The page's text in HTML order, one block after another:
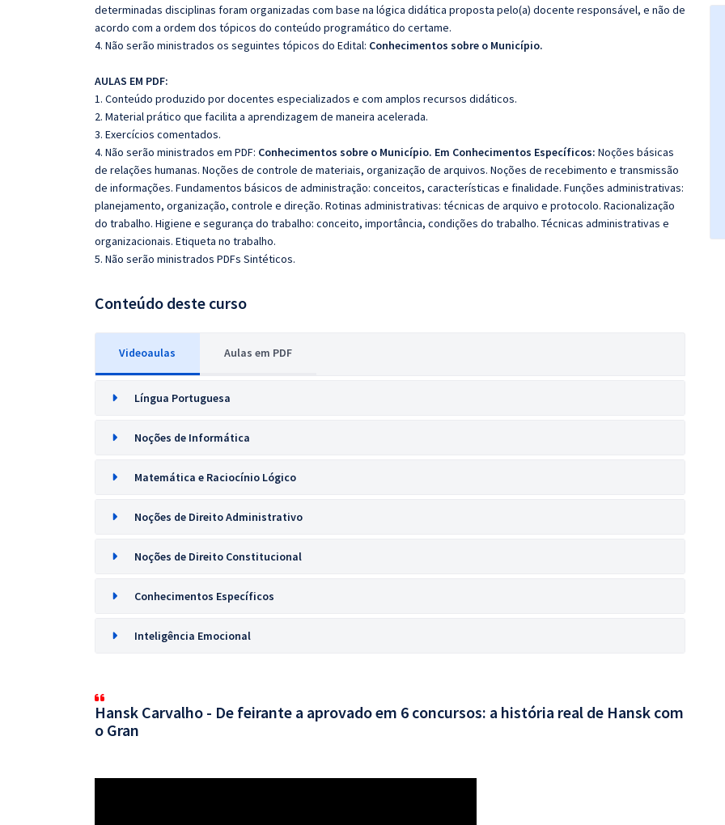
determinadas disciplinas foram organizadas com base na lógica didática proposta pelo(a) docente responsável, e não de
acordo com a ordem dos tópicos do conteúdo programático do certame.
4. Não serão ministrados os seguintes tópicos do Edital: Conhecimentos sobre o Município.
AULAS EM PDF:
1. Conteúdo produzido por docentes especializados e com amplos recursos didáticos.
2. Material prático que facilita a aprendizagem de maneira acelerada.
3. Exercícios comentados.
4. Não serão ministrados em PDF: Conhecimentos sobre o Município. Em Conhecimentos Específicos: Noções básicas
de relações humanas. Noções de controle de materiais, organização de arquivos. Noções de recebimento e transmissão
de informações. Fundamentos básicos de administração: conceitos, características e finalidade. Funções administrativas:
planejamento, organização, controle e direção. Rotinas administrativas: técnicas de arquivo e protocolo. Racionalização
do trabalho. Higiene e segurança do trabalho: conceito, importância, condições do trabalho. Técnicas administrativas e
organizacionais. Etiqueta no trabalho.
5. Não serão ministrados PDFs Sintéticos.
Conteúdo deste curso
Videoaulas Aulas em PDF
Língua Portuguesa
Noções de Informática
Matemática e Raciocínio Lógico
Noções de Direito Administrativo
Noções de Direito Constitucional
Conhecimentos Específicos
Inteligência Emocional
Hansk Carvalho - De feirante a aprovado em 6 concursos: a história real de Hansk com
o Gran